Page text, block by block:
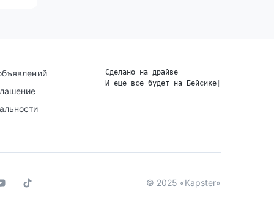
Сделано на драйве
И еще все будет на Бейсике
© 2025 «Kapster»